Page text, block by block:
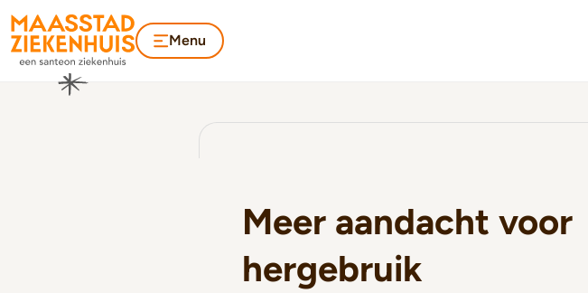
Menu
Meer aandacht voor
hergebruik